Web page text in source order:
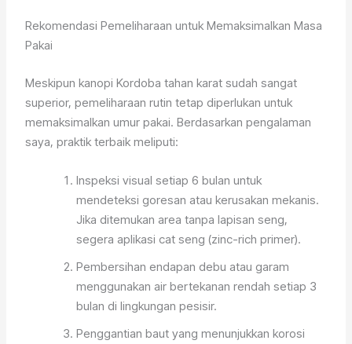
Rekomendasi Pemeliharaan untuk Memaksimalkan Masa
Pakai
Meskipun kanopi Kordoba tahan karat sudah sangat
superior, pemeliharaan rutin tetap diperlukan untuk
memaksimalkan umur pakai. Berdasarkan pengalaman
saya, praktik terbaik meliputi:
Inspeksi visual setiap 6 bulan untuk
mendeteksi goresan atau kerusakan mekanis.
Jika ditemukan area tanpa lapisan seng,
segera aplikasi cat seng (zinc-rich primer).
Pembersihan endapan debu atau garam
menggunakan air bertekanan rendah setiap 3
bulan di lingkungan pesisir.
Penggantian baut yang menunjukkan korosi